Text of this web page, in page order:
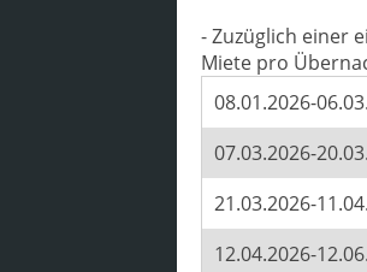
- Zuzüglich einer
Miete pro
08.01.2026-
07.03.2026-
21.03.2026-
12.04.2026-